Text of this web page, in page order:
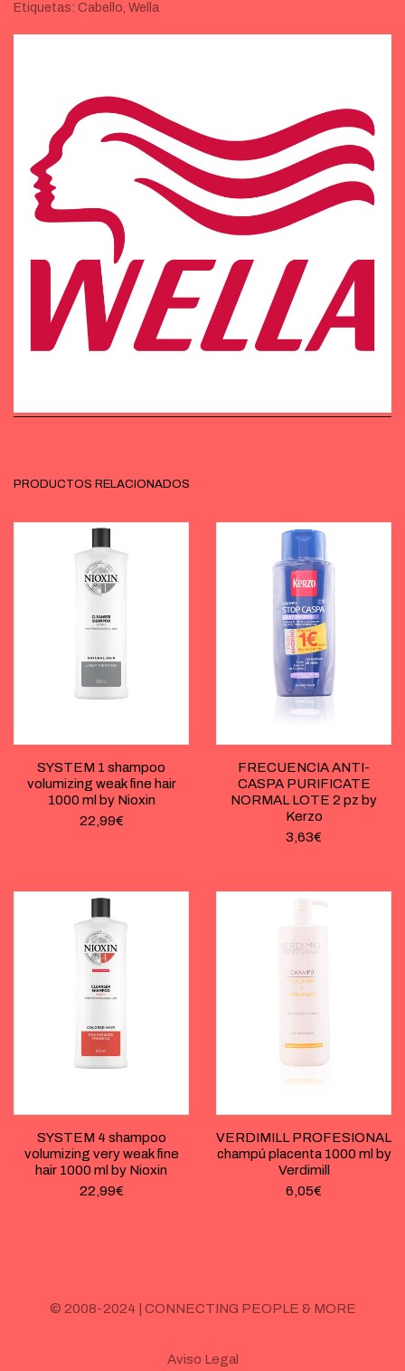
Etiquetas: Cabello, Wella
PRODUCTOS RELACIONADOS
SYSTEM 1 shampoo
volumizing weak fine hair
1000 ml by Nioxin
22,99€
FRECUENCIA ANTI-
CASPA PURIFICATE
NORMAL LOTE 2 pz by
Kerzo
3,63€
SYSTEM 4 shampoo
volumizing very weak fine
hair 1000 ml by Nioxin
22,99€
VERDIMILL PROFESIONAL
champú placenta 1000 ml by
Verdimill
6,05€
© 2008-2024 | CONNECTING PEOPLE & MORE
Aviso Legal